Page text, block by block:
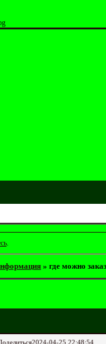
.
» где можно
2024-04-25 22:48:54